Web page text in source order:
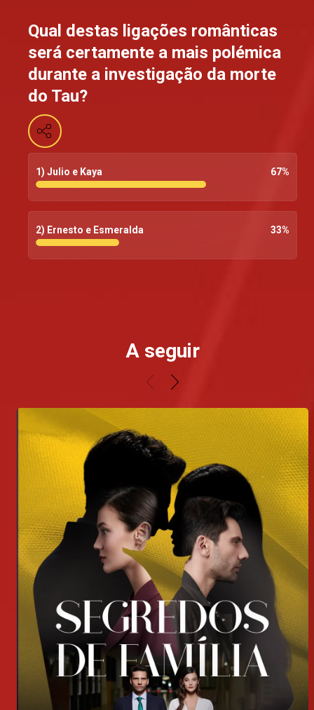
Qual destas ligações românticas
será certamente a mais polémica
durante a investigação da morte
do Tau?
1) Julio e Kaya 67%
2) Ernesto e Esmeralda 33%
A seguir